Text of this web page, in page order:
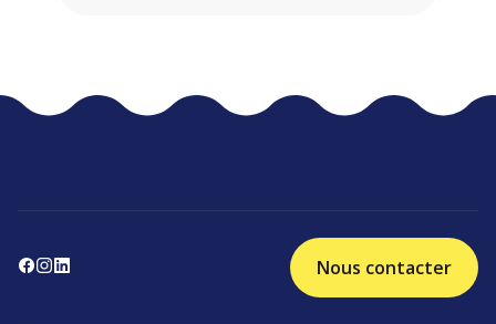
Nous contacter